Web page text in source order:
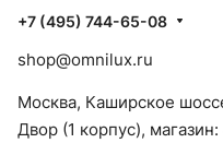
+7 (495) 744-65-08
shop@omnilux.ru
Москва, Каширское
Двор (1 корпус),